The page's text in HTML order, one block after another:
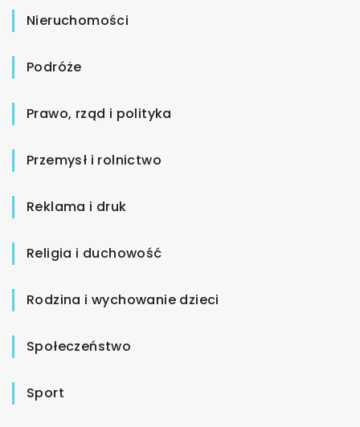
Nieruchomości
Podróże
Prawo, rząd i polityka
Przemysł i rolnictwo
Reklama i druk
Religia i duchowość
Rodzina i wychowanie dzieci
Społeczeństwo
Sport